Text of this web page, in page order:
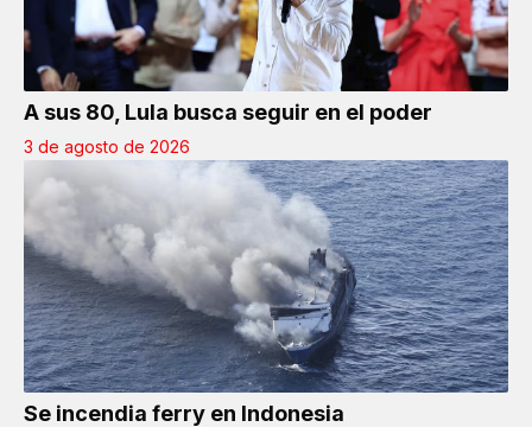
A sus 80, Lula busca seguir en el poder
3 de agosto de 2026
Se incendia ferry en Indonesia